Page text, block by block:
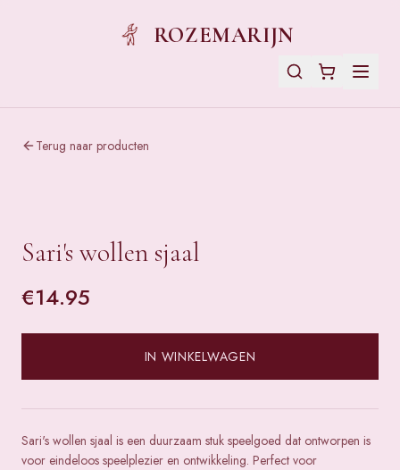
ROZEMARIJN
Terug naar producten
Sari's wollen sjaal
€14.95
IN WINKELWAGEN
Sari's wollen sjaal is een duurzaam stuk speelgoed dat ontworpen is
voor eindeloos speelplezier en ontwikkeling. Perfect voor